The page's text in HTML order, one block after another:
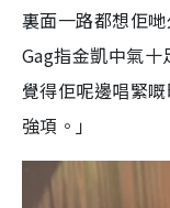
裏面一路都想佢
Gag指金凱中氣
覺得佢呢邊唱緊
強項。」